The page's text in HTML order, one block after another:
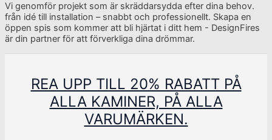
Vi genomför projekt som är skräddarsydda efter dina behov.
från idé till installation – snabbt och professionellt. Skapa en
öppen spis som kommer att bli hjärtat i ditt hem - DesignFires
är din partner för att förverkliga dina drömmar.
REA UPP TILL 20% RABATT PÅ
ALLA KAMINER, PÅ ALLA
VARUMÄRKEN.